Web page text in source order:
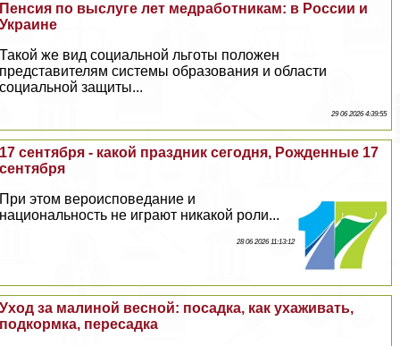
Пенсия по выслуге лет медработникам: в России и
Украине
Такой же вид социальной льготы положен
представителям системы образования и области
социальной защиты...
29 06 2026 4:39:55
17 сентября - какой праздник сегодня, Рожденные 17
сентября
При этом вероисповедание и
национальность не играют никакой роли...
28 06 2026 11:13:12
Уход за малиной весной: посадка, как ухаживать,
подкормка, пересадка